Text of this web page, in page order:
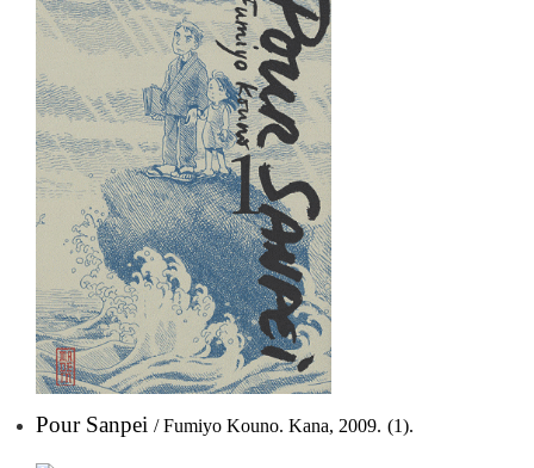
Pour Sanpei / Fumiyo Kouno. Kana, 2009. (1).